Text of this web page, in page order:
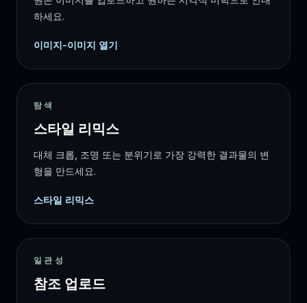
하세요.
이미지-이미지 열기
탐색
스타일 리믹스
대체 크롭, 조명 또는 분위기로 가장 강력한 결과물의 변
형을 만드세요.
스타일 리믹스
일관성
참조 업로드